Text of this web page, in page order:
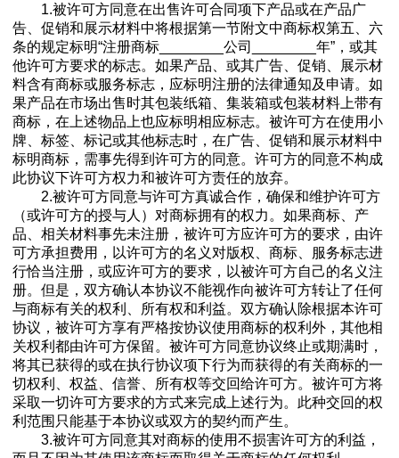
1.被许可方同意在出售许可合同项下产品或在产品广
告、促销和展示材料中将根据第一节附文中商标权第五、六
条的规定标明“注册商标________公司________年”，或其
他许可方要求的标志。如果产品、或其广告、促销、展示材
料含有商标或服务标志，应标明注册的法律通知及申请。如
果产品在市场出售时其包装纸箱、集装箱或包装材料上带有
商标，在上述物品上也应标明相应标志。被许可方在使用小
牌、标签、标记或其他标志时，在广告、促销和展示材料中
标明商标，需事先得到许可方的同意。许可方的同意不构成
此协议下许可方权力和被许可方责任的放弃。
2.被许可方同意与许可方真诚合作，确保和维护许可方
（或许可方的授与人）对商标拥有的权力。如果商标、产
品、相关材料事先未注册，被许可方应许可方的要求，由许
可方承担费用，以许可方的名义对版权、商标、服务标志进
行恰当注册，或应许可方的要求，以被许可方自己的名义注
册。但是，双方确认本协议不能视作向被许可方转让了任何
与商标有关的权利、所有权和利益。双方确认除根据本许可
协议，被许可方享有严格按协议使用商标的权利外，其他相
关权利都由许可方保留。被许可方同意协议终止或期满时，
将其已获得的或在执行协议项下行为而获得的有关商标的一
切权利、权益、信誉、所有权等交回给许可方。被许可方将
采取一切许可方要求的方式来完成上述行为。此种交回的权
利范围只能基于本协议或双方的契约而产生。
3.被许可方同意其对商标的使用不损害许可方的利益，